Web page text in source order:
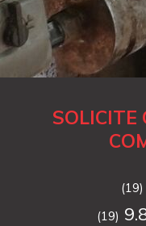
SOLICITE
(19)
(19)